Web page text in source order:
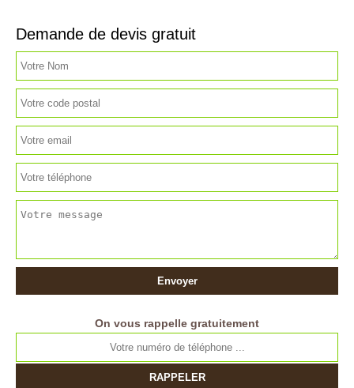
Demande de devis gratuit
On vous rappelle gratuitement